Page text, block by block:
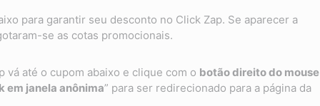
para garantir seu desconto no Click Zap. Se aparecer a
se as cotas promocionais.
vá até o cupom abaixo e clique com o botão direito do mouse
em janela anônima” para ser redirecionado para a página da